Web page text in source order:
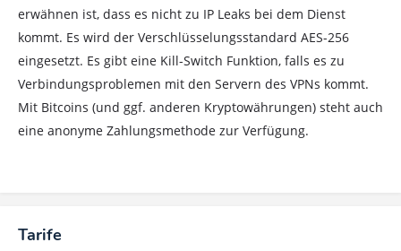
erwähnen ist, dass es nicht zu IP Leaks bei dem Dienst
kommt. Es wird der Verschlüsselungsstandard AES-256
eingesetzt. Es gibt eine Kill-Switch Funktion, falls es zu
Verbindungsproblemen mit den Servern des VPNs kommt.
Mit Bitcoins (und ggf. anderen Kryptowährungen) steht auch
eine anonyme Zahlungsmethode zur Verfügung.
Tarife